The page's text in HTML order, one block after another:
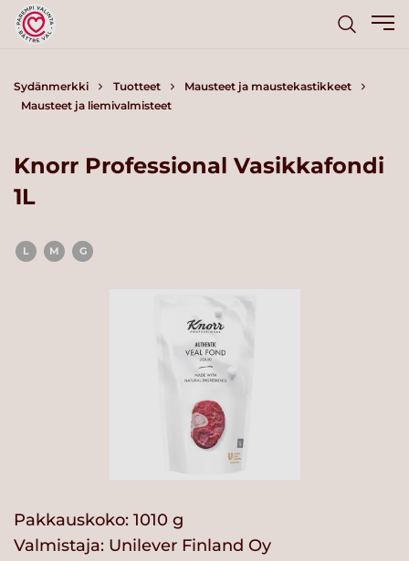
Sydänmerkki Tuotteet
Mausteet ja maustekastikkeet
Mausteet ja liemivalmisteet
Knorr Professional Vasikkafondi
1L
L M G
Pakkauskoko: 1010 g
Valmistaja: Unilever Finland Oy